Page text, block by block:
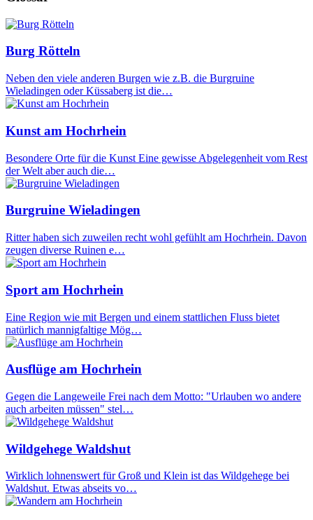
Burg Rötteln
Neben den viele anderen Burgen wie z.B. die Burgruine
Wieladingen oder Küssaberg ist die…
Kunst am Hochrhein
Besondere Orte für die Kunst Eine gewisse Abgelegenheit vom Rest
der Welt aber auch die…
Burgruine Wieladingen
Ritter haben sich zuweilen recht wohl gefühlt am Hochrhein. Davon
zeugen diverse Ruinen e…
Sport am Hochrhein
Eine Region wie mit Bergen und einem stattlichen Fluss bietet
natürlich mannigfaltige Mög…
Ausflüge am Hochrhein
Gegen die Langeweile Frei nach dem Motto: "Urlauben wo andere
auch arbeiten müssen" stel…
Wildgehege Waldshut
Wirklich lohnenswert für Groß und Klein ist das Wildgehege bei
Waldshut. Etwas abseits vo…